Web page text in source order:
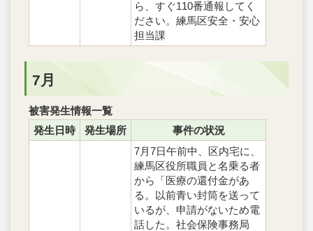
ら、すぐ110番通報してく
ださい。練馬区安全・安心
担当課
7月
被害発生情報一覧
発生日時
発生場所 事件の状況
7月7日午前中、区内宅に、
練馬区役所職員と名乗る者
から「医療の還付金があ
る。以前青い封筒を送って
いるが、申請がないため電
話した。社会保険事務局